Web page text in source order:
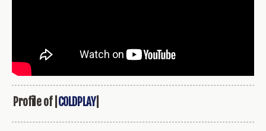
Profile of | COLDPLAY|